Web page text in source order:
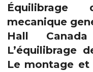
Équilibrage
mecanique
Hall
L’équilibrage
Le montage et